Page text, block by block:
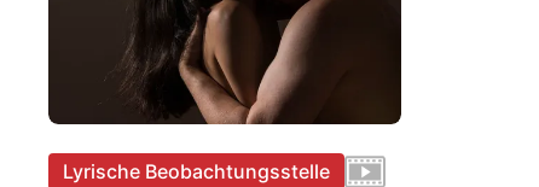
Lyrische Beobachtungsstelle